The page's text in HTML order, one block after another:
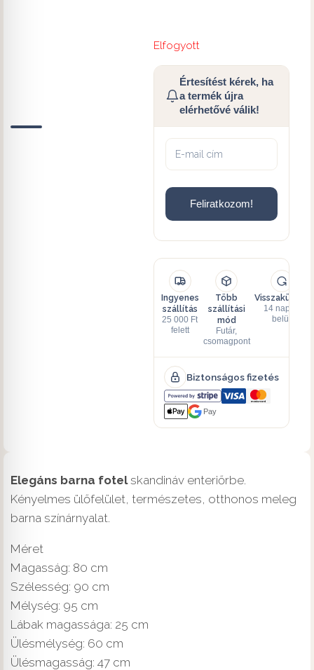
Elfogyott
Értesítést kérek, ha
a termék újra
elérhetővé válik!
Feliratkozom!
Ingyenes
szállítás
25 000 Ft
felett
Több
szállítási
mód
Futár,
csomagpont
Visszaküldés
14 napon
belül
Biztonságos fizetés
Pay
Elegáns barna fotelskandináv enteriőrbe.
Kényelmes ülőfelület, természetes, otthonos meleg
barna színárnyalat.
Méret
Magasság: 80 cm
Szélesség: 90 cm
Mélység: 95 cm
Lábak magassága: 25 cm
Ülésmélység: 60 cm
Ülésmagasság: 47 cm